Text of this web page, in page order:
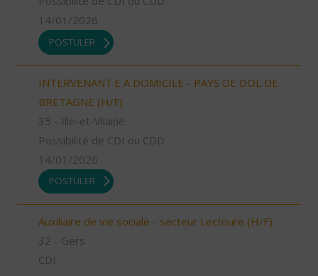
14/01/2026
POSTULER
INTERVENANT.E A DOMICILE - PAYS DE DOL DE
BRETAGNE (H/F)
35 - Ille-et-Vilaine
Possibilité de CDI ou CDD
14/01/2026
POSTULER
Auxiliaire de vie sociale - secteur Lectoure (H/F)
32 - Gers
CDI